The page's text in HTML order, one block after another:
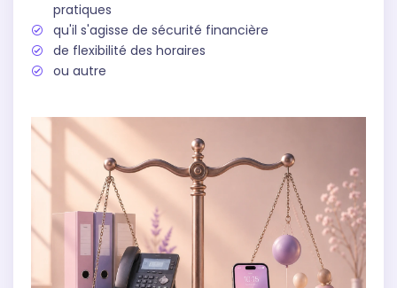
pratiques
qu'il s'agisse de sécurité financière
de flexibilité des horaires
ou autre